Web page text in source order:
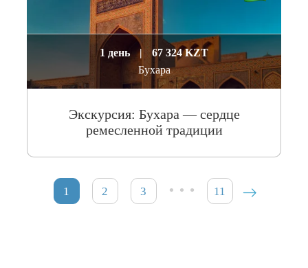
1 день |
67 324 KZT
Бухара
Экскурсия: Бухара — сердце
ремесленной традиции
1 2 3 … 11